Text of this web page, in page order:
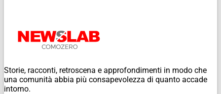
Storie, racconti, retroscena e approfondimenti in modo che
una comunità abbia più consapevolezza di quanto accade
intorno.